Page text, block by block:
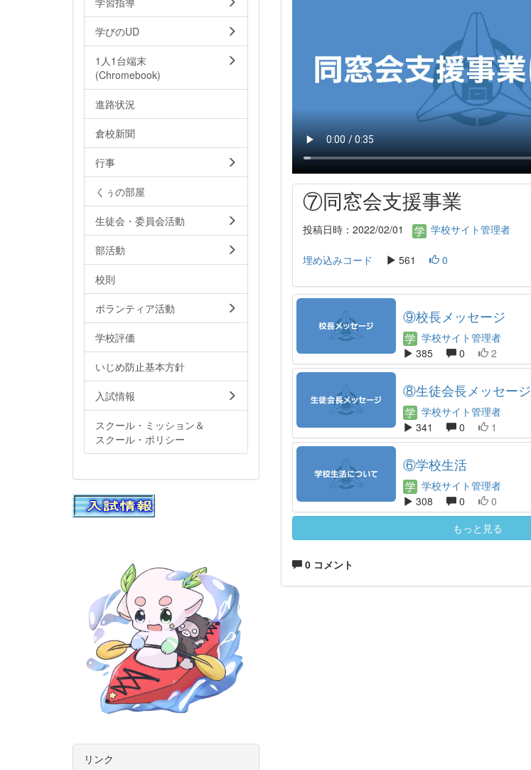
⑦同窓会支援事業
投稿日時：2022/02/01 学校サイト管理者
埋め込みコード 561 0
⑨校長メッセージ
学校サイト管理者
385
0 2
⑧生徒会長メッセージ
学校サイト管理者
341
0 1
⑥学校生活
学校サイト管理者
308
0
0
もっと見る
0 コメント
学びのUD
1人1台端末
(Chromebook)
進路状況
倉校新聞
行事
くぅの部屋
生徒会・委員会活動
部活動
校則
ボランティア活動
学校評価
いじめ防止基本方針
入試情報
スクール・ミッション＆
スクール・ポリシー
リンク